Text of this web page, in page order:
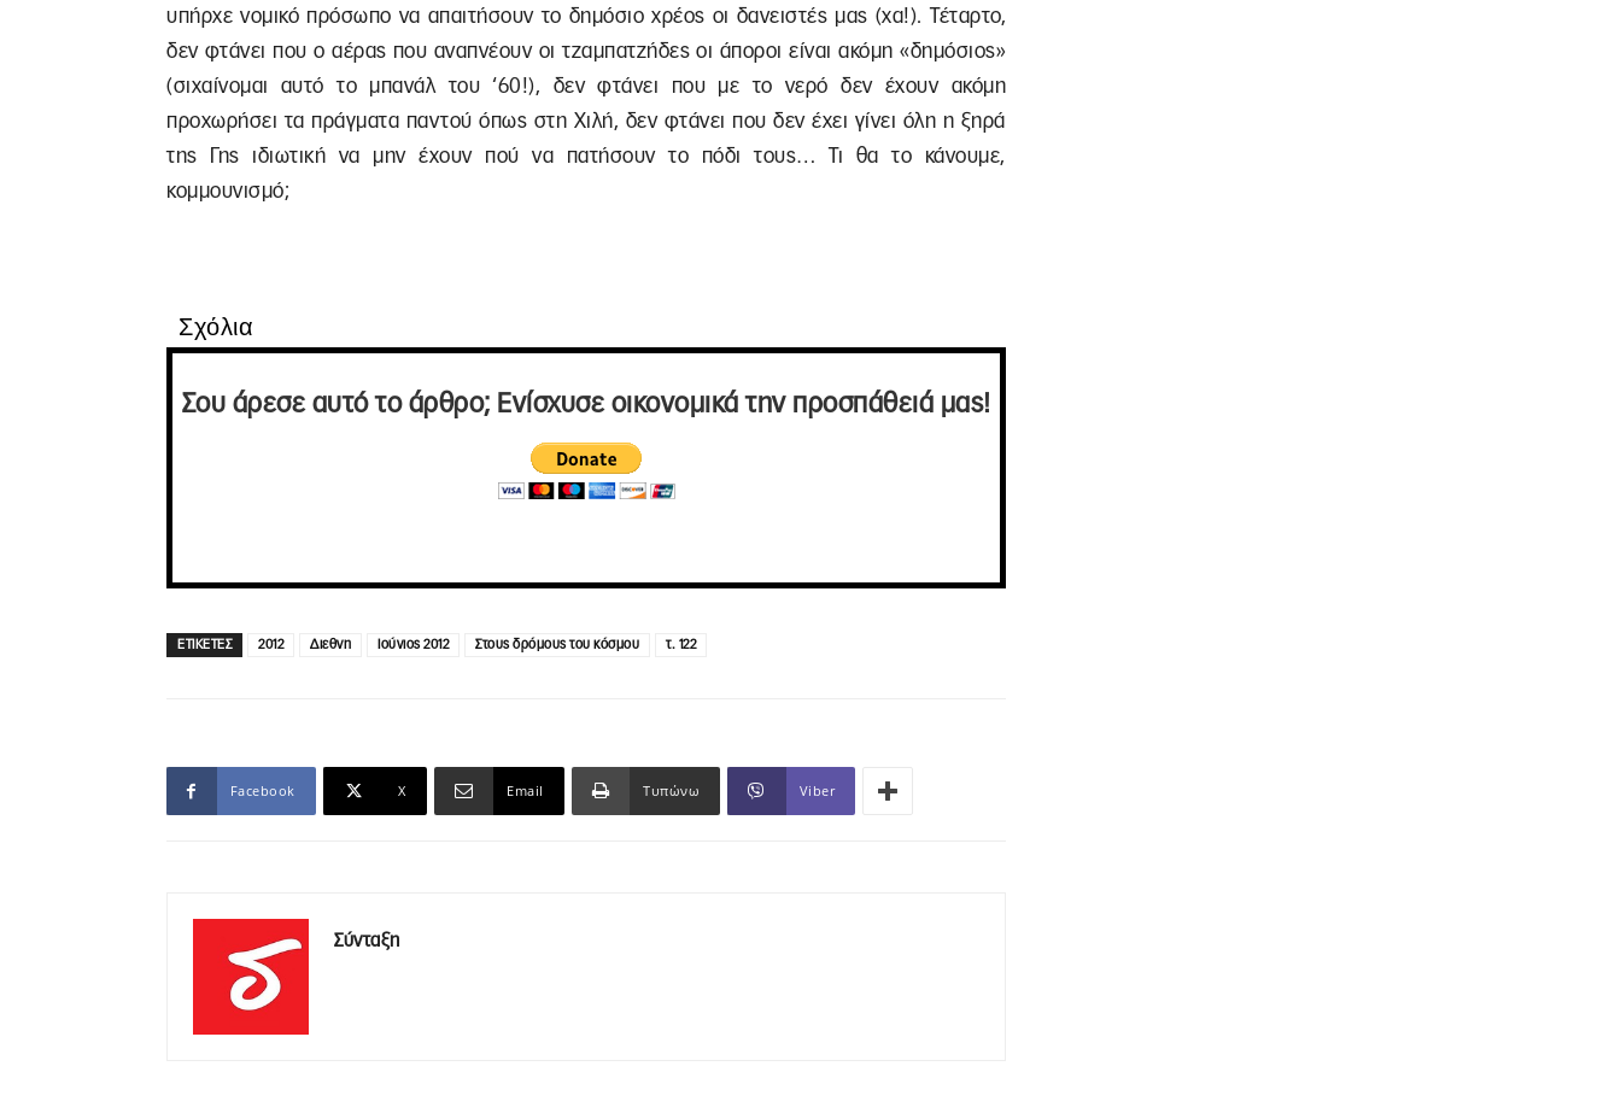
υπήρχε νομικό πρόσωπο να απαιτήσουν το δημόσιο χρέος οι δανειστές μας (χα!). Τέταρτο,
δεν φτάνει που ο αέρας που αναπνέουν οι τζαμπατζήδες οι άποροι είναι ακόμη «δημόσιος»
(σιχαίνομαι αυτό το μπανάλ του ‘60!), δεν φτάνει που με το νερό δεν έχουν ακόμη
προχωρήσει τα πράγματα παντού όπως στη Χιλή, δεν φτάνει που δεν έχει γίνει όλη η ξηρά
της Γης ιδιωτική να μην έχουν πού να πατήσουν το πόδι τους… Τι θα το κάνουμε,
κομμουνισμό;
Σχόλια
Σου άρεσε αυτό το άρθρο; Ενίσχυσε οικονομικά την προσπάθειά μας!
ΕΤΙΚΕΤΕΣ 2012 Διεθνη Ιούνιος 2012 Στους δρόμους του κόσμου τ. 122
Facebook X Email Τυπώνω Viber
Σύνταξη